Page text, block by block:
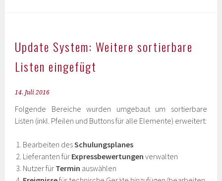
Update System: Weitere sortierbare
Listen eingefügt
14. Juli 2016
Folgende Bereiche wurden umgebaut um sortierbare
Listen (inkl. Pfeilen und Buttons für alle Elemente) erweitert:
Bearbeiten desSchulungsplanes
Lieferanten für Expressbewertungen verwalten
Nutzer für Termin auswählen